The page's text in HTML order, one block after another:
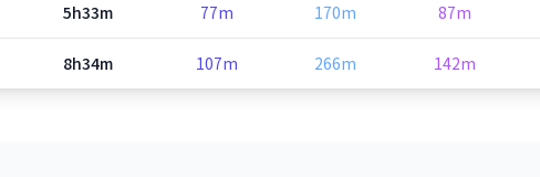
5h33m 77m 170m 87m
8h34m 107m 266m 142m